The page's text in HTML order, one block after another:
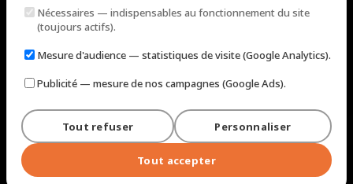
Lun – Jeu : 9h – 12h / 14h – 18h
© 2026 Immobilière Pujol — Marseille. Tous droits réservés.
Mentions légales et tarifsPolitique de confidentialitéPlan du site
Gérer les cookies
Nécessaires — indispensables au fonctionnement du site
(toujours actifs).
Mesure d'audience — statistiques de visite (Google Analytics).
Publicité — mesure de nos campagnes (Google Ads).
Tout refuser Personnaliser
Tout accepter